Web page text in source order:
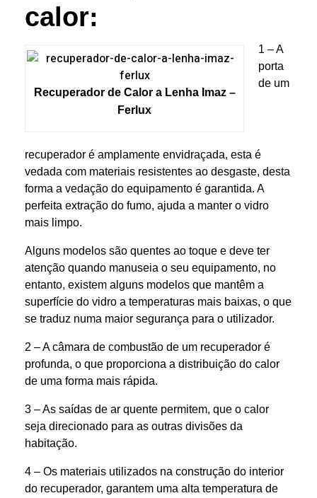
calor:
Recuperador de Calor a Lenha Imaz –
Ferlux
1 – A
porta
de um
recuperador é amplamente envidraçada, esta é
vedada com materiais resistentes ao desgaste, desta
forma a vedação do equipamento é garantida. A
perfeita extração do fumo, ajuda a manter o vidro
mais limpo.
Alguns modelos são quentes ao toque e deve ter
atenção quando manuseia o seu equipamento, no
entanto, existem alguns modelos que mantêm a
superfície do vidro a temperaturas mais baixas, o que
se traduz numa maior segurança para o utilizador.
2 – A câmara de combustão de um recuperador é
profunda, o que proporciona a distribuição do calor
de uma forma mais rápida.
3 – As saídas de ar quente permitem, que o calor
seja direcionado para as outras divisões da
habitação.
4 – Os materiais utilizados na construção do interior
do recuperador, garantem uma alta temperatura de